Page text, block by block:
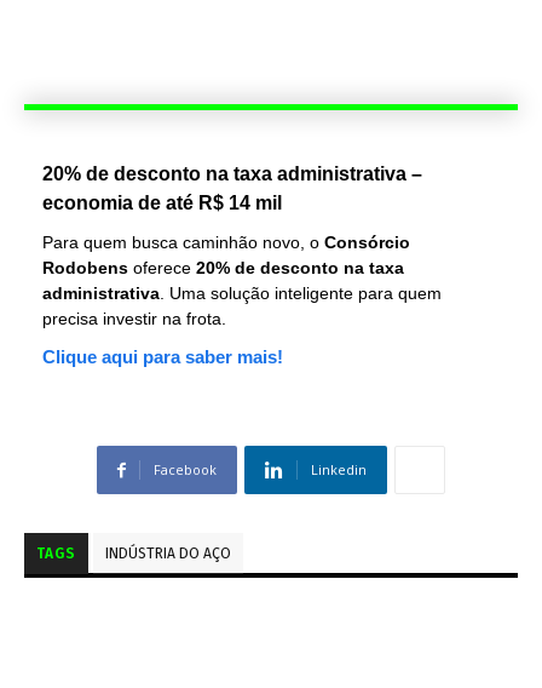
20% de desconto na taxa administrativa –
economia de até R$ 14 mil
Para quem busca caminhão novo, o Consórcio
Rodobens oferece 20% de desconto na taxa
administrativa . Uma solução inteligente para quem
precisa investir na frota.
Clique aqui para saber mais!
Facebook Linkedin
TAGS INDÚSTRIA DO AÇO